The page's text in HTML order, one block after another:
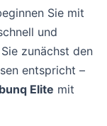
Sie mit
und
zunächst den
entspricht –
bunq Elite mit